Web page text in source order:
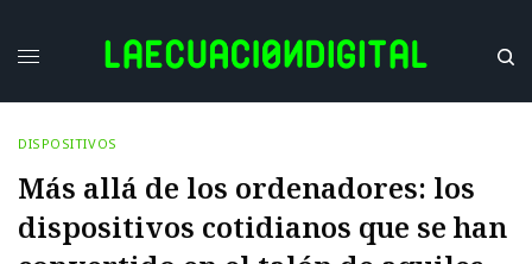
DISPOSITIVOS
Más allá de los ordenadores: los
dispositivos cotidianos que se han